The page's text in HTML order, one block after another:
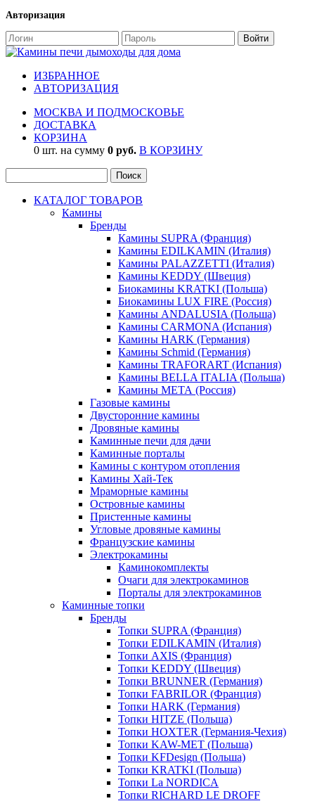
Авторизация
ИЗБРАННОЕ
АВТОРИЗАЦИЯ
МОСКВА И ПОДМОСКОВЬЕ
ДОСТАВКА
КОРЗИНА
0 шт. на сумму 0 руб. В КОРЗИНУ
КАТАЛОГ ТОВАРОВ
Камины
Бренды
Камины SUPRA (Франция)
Камины EDILKAMIN (Италия)
Камины PALAZZETTI (Италия)
Камины KEDDY (Швеция)
Биокамины KRATKI (Польша)
Биокамины LUX FIRE (Россия)
Камины ANDALUSIA (Польша)
Камины CARMONA (Испания)
Камины HARK (Германия)
Камины Schmid (Германия)
Камины TRAFORART (Испания)
Камины BELLA ITALIA (Польша)
Камины МЕТА (Россия)
Газовые камины
Двусторонние камины
Дровяные камины
Каминные печи для дачи
Каминные порталы
Камины с контуром отопления
Камины Хай-Тек
Мраморные камины
Островные камины
Пристенные камины
Угловые дровяные камины
Французские камины
Электрокамины
Каминокомплекты
Очаги для электрокаминов
Порталы для электрокаминов
Каминные топки
Бренды
Топки SUPRA (Франция)
Топки EDILKAMIN (Италия)
Топки AXIS (Франция)
Топки KEDDY (Швеция)
Топки BRUNNER (Германия)
Топки FABRILOR (Франция)
Топки HARK (Германия)
Топки HITZE (Польша)
Топки HOXTER (Германия-Чехия)
Топки KAW-MET (Польша)
Топки KFDesign (Польша)
Топки KRATKI (Польша)
Топки La NORDICA
Топки RICHARD LE DROFF